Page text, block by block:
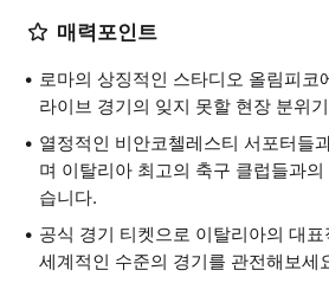
매력포인트
로마의 상징적인 스타디오 올림피코
라이브 경기의 잊지 못할 현장 분위
열정적인 비안코첼레스티 서포터들
며 이탈리아 최고의 축구 클럽들과
습니다.
공식 경기 티켓으로 이탈리아의 대
세계적인 수준의 경기를 관전해보세